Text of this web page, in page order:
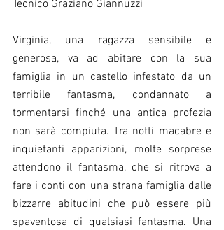
Tecnico Graziano Giannuzzi
Virginia, una ragazza sensibile e
generosa, va ad abitare con la sua
famiglia in un castello infestato da un
terribile fantasma, condannato a
tormentarsi finché una antica profezia
non sarà compiuta. Tra notti macabre e
inquietanti apparizioni, molte sorprese
attendono il fantasma, che si ritrova a
fare i conti con una strana famiglia dalle
bizzarre abitudini che può essere più
spaventosa di qualsiasi fantasma. Una